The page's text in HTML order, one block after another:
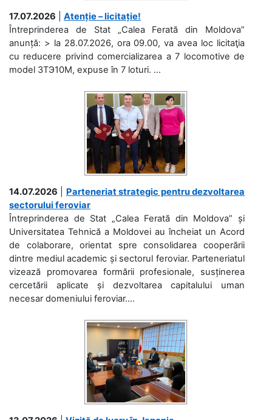
17.07.2026
Atenție – licitație!
Întreprinderea de Stat „Calea Ferată din Moldova”
anunță: > la 28.07.2026, ora 09.00, va avea loc licitaţia
cu reducere privind comercializarea a 7 locomotive de
model 3ТЭ10М, expuse în 7 loturi. ...
14.07.2026
Parteneriat strategic pentru dezvoltarea
sectorului feroviar
Întreprinderea de Stat „Calea Ferată din Moldova” și
Universitatea Tehnică a Moldovei au încheiat un Acord
de colaborare, orientat spre consolidarea cooperării
dintre mediul academic și sectorul feroviar. Parteneriatul
vizează promovarea formării profesionale, susținerea
cercetării aplicate și dezvoltarea capitalului uman
necesar domeniului feroviar....